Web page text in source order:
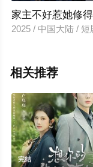
家主不好惹她修
2025 / 中国大陆 /
相关推荐
完结